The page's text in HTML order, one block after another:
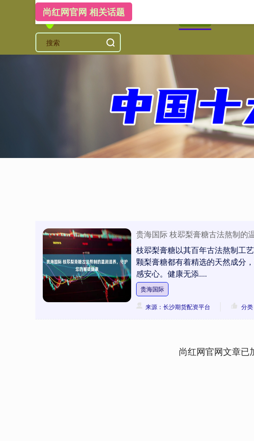
尚红网官网 相关话题
贵海国际 枝翆梨膏糖古法熬制的
枝翆梨膏糖以其百年古法熬制工
颗梨膏糖都有着精选的天然成分
感安心。健康无添....
贵海国际
来源：长沙期货配资平台 分
尚红网官网文章已